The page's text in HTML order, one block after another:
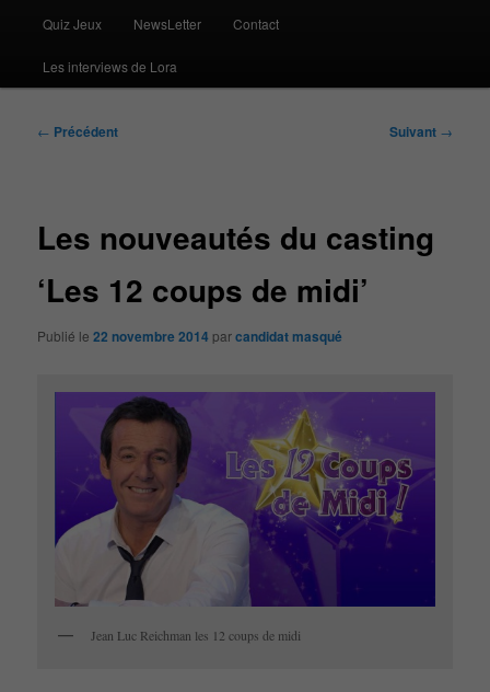
Quiz Jeux NewsLetter Contact
Les interviews de Lora
Navigation
← Précédent Suivant →
Les nouveautés du casting
‘Les 12 coups de midi’
Publié le22 novembre 2014 parcandidat masqué
Jean Luc Reichman les 12 coups de midi